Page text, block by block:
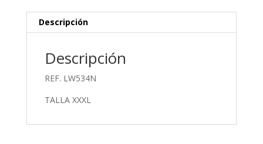
Descripción
Descripción
REF. LW534N
TALLA XXXL